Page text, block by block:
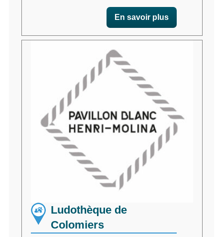
En savoir plus
Ludothèque de
Colomiers